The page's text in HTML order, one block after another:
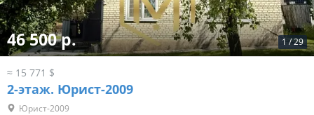
1 /29
46 500 р.
≈ 15 771 $
2-этаж. Юрист-2009
Юрист-2009